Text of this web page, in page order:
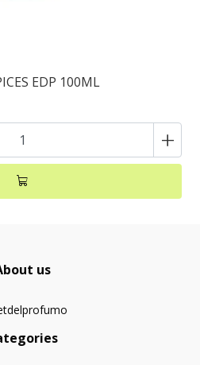
EDP 100ML
+
us